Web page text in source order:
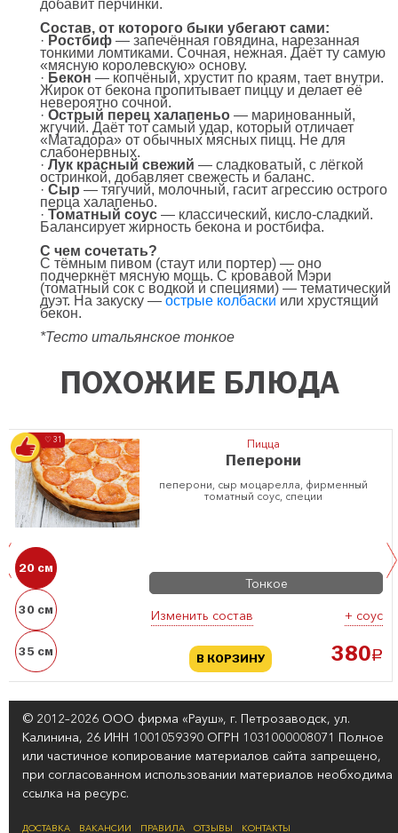
добавит перчинки.
Состав, от которого быки убегают сами:
· Ростбиф — запечённая говядина, нарезанная
тонкими ломтиками. Сочная, нежная. Даёт ту самую
«мясную королевскую» основу.
· Бекон — копчёный, хрустит по краям, тает внутри.
Жирок от бекона пропитывает пиццу и делает её
невероятно сочной.
· Острый перец халапеньо — маринованный,
жгучий. Даёт тот самый удар, который отличает
«Матадора» от обычных мясных пицц. Не для
слабонервных.
· Лук красный свежий — сладковатый, с лёгкой
остринкой, добавляет свежесть и баланс.
· Сыр — тягучий, молочный, гасит агрессию острого
перца халапеньо.
· Томатный соус — классический, кисло-сладкий.
Балансирует жирность бекона и ростбифа.
С чем сочетать?
С тёмным пивом (стаут или портер) — оно
подчеркнёт мясную мощь. С кровавой Мэри
(томатный сок с водкой и специями) — тематический
дуэт. На закуску —острые колбаски или хрустящий
бекон.
*Тесто итальянское тонкое
ПОХОЖИЕ БЛЮДА
♡ 31
Пицца
Пеперони
пеперони, сыр моцарелла, фирменный
томатный соус, специи
20 см
30 см
35 см
Тонкое
Изменить состав + соус
В КОРЗИНУ 380a
© 2012–2026 ООО фирма «Рауш», г. Петрозаводск, ул.
Калинина, 26 ИНН 1001059390 ОГРН 1031000008071 Полное
или частичное копирование материалов сайта запрещено,
при согласованном использовании материалов необходима
ссылка на ресурс.
ДОСТАВКА ВАКАНСИИ ПРАВИЛА ОТЗЫВЫ КОНТАКТЫ